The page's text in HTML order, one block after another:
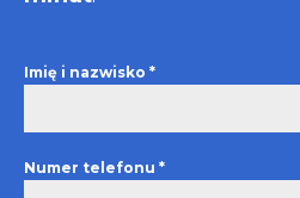
Imię i nazwisko *
Numer telefonu *